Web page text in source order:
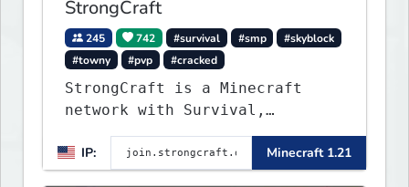
StrongCraft
245 742 #survival #smp
#skyblock
#towny
#pvp #cracked
StrongCraft is a Minecraft
network with Survival,
Towny, PvP, LifeSteal, Events,
and more. Pick a server and
IP: Minecraft 1.21